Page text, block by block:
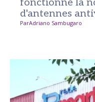
fonctionne la
d'antennes
magasins ?
ParAdriano Sambugaro